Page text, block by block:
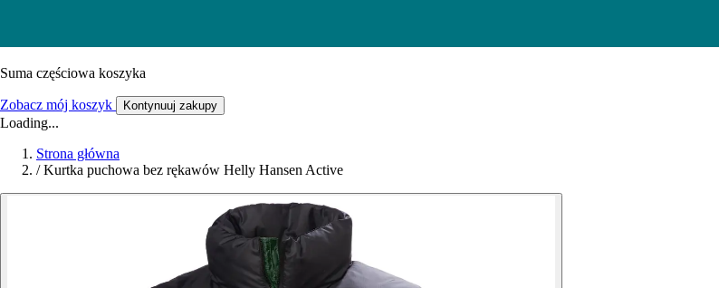
Suma częściowa koszyka
Zobacz mój koszyk Kontynuuj zakupy
Loading...
Strona główna
/ Kurtka puchowa bez rękawów Helly Hansen Active